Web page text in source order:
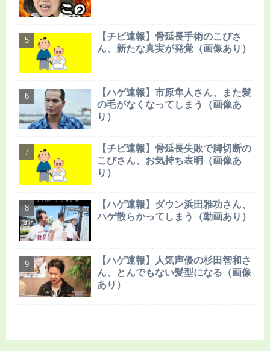
【チビ速報】骨延長手術のこびさ
ん、新たな真実が発覚（画像あり）
【ハゲ速報】市原隼人さん、また髪
の毛がなくなってしまう（画像あ
り）
【チビ速報】骨延長失敗で脚切断の
こびさん、お気持ち表明（画像あ
り）
【ハゲ速報】ダウン浜田雅功さん、
ハゲ散らかってしまう（動画あり）
【ハゲ速報】人気声優の杉田智和さ
ん、とんでもない髪型になる（画像
あり）